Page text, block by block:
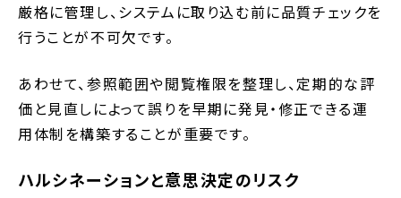
厳格に管理し、システムに取り込む前に品質チェックを
行うことが不可欠です。
あわせて、参照範囲や閲覧権限を整理し、定期的な評
価と見直しによって誤りを早期に発見・修正できる運
用体制を構築することが重要です。
ハルシネーションと意思決定のリスク